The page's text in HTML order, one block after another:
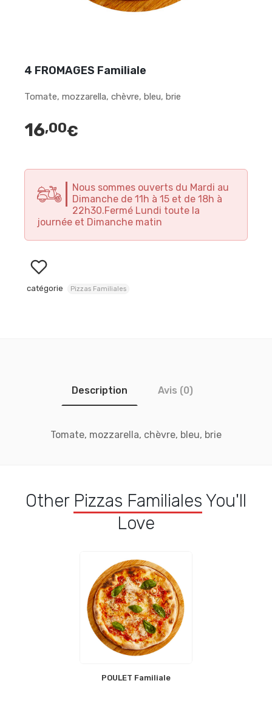
4 FROMAGES Familiale
Tomate, mozzarella, chèvre, bleu, brie
16,00€
Nous sommes ouverts du Mardi au
Dimanche de 11h à 15 et de 18h à
22h30.Fermé Lundi toute la
journée et Dimanche matin
catégorie Pizzas Familiales
Description Avis (0)
Tomate, mozzarella, chèvre, bleu, brie
Other Pizzas Familiales You'll
Love
POULET Familiale